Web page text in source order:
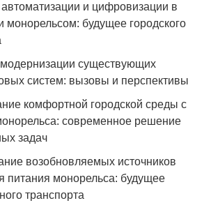
и цифровизации в
монорельсом: будущее городского
существующих
систем: вызовы и перспективы
комфортной городской среды с
современное решение
задач
возобновляемых источников
питания монорельса: будущее
транспорта